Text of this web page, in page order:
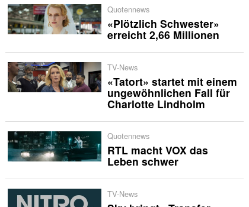
Quotennews
«Plötzlich Schwester»
erreicht 2,66 Millionen
TV-News
«Tatort» startet mit einem
ungewöhnlichen Fall für
Charlotte Lindholm
Quotennews
RTL macht VOX das
Leben schwer
TV-News